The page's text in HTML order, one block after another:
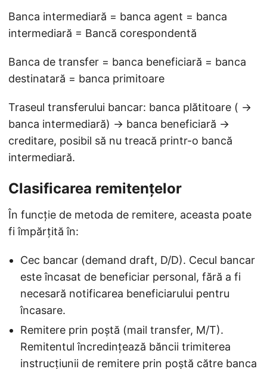
Banca intermediară = banca agent = banca
intermediară = Bancă corespondentă
Banca de transfer = banca beneficiară = banca
destinatară = banca primitoare
Traseul transferului bancar: banca plătitoare ( →
banca intermediară) → banca beneficiară →
creditare, posibil să nu treacă printr-o bancă
intermediară.
Clasificarea remitențelor
În funcție de metoda de remitere, aceasta poate
fi împărțită în:
Cec bancar (demand draft, D/D). Cecul bancar
este încasat de beneficiar personal, fără a fi
necesară notificarea beneficiarului pentru
încasare.
Remitere prin poștă (mail transfer, M/T).
Remitentul încredințează băncii trimiterea
instrucțiunii de remitere prin poștă către banca